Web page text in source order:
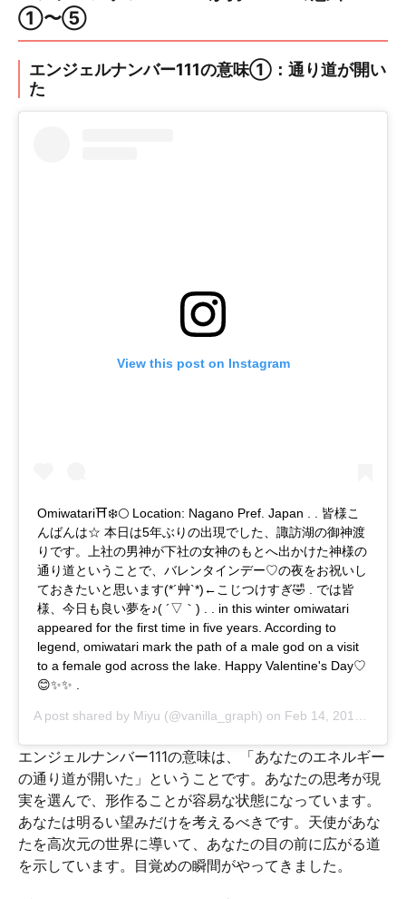
①〜⑤
エンジェルナンバー111の意味①：通り道が開い
た
View this post on Instagram
Omiwatari⛩❄️🌕 Location: Nagano Pref. Japan . . 皆様こ
んばんは☆ 本日は5年ぶりの出現でした、諏訪湖の御神渡
りです。上社の男神が下社の女神のもとへ出かけた神様の
通り道ということで、バレンタインデー♡の夜をお祝いし
ておきたいと思います(*´艸`*)←こじつけすぎ🤣 . では皆
様、今日も良い夢を♪( ´▽｀) . . in this winter omiwatari
appeared for the first time in five years. According to
legend, omiwatari mark the path of a male god on a visit
to a female god across the lake. Happy Valentine's Day♡
😊✨✨ .
A post shared by Miyu (@vanilla_graph) on Feb 14, 2018 at 3:06am PST
エンジェルナンバー111の意味は、「あなたのエネルギー
の通り道が開いた」ということです。あなたの思考が現
実を選んで、形作ることが容易な状態になっています。
あなたは明るい望みだけを考えるべきです。天使があな
たを高次元の世界に導いて、あなたの目の前に広がる道
を示しています。目覚めの瞬間がやってきました。